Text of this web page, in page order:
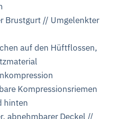
Brustgurt // Umgelenkter
auf den Hüftflossen,
Kompressionsriemen
hinten
abnehmbarer Deckel //